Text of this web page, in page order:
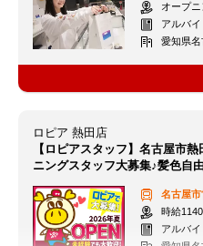
オープニン
アルバ
愛知県
ロピア 熱田店
【ロピアスタッフ】名古屋市
ニングスタッフ大募集♪髪色自
名古屋
時給1140
アルバ